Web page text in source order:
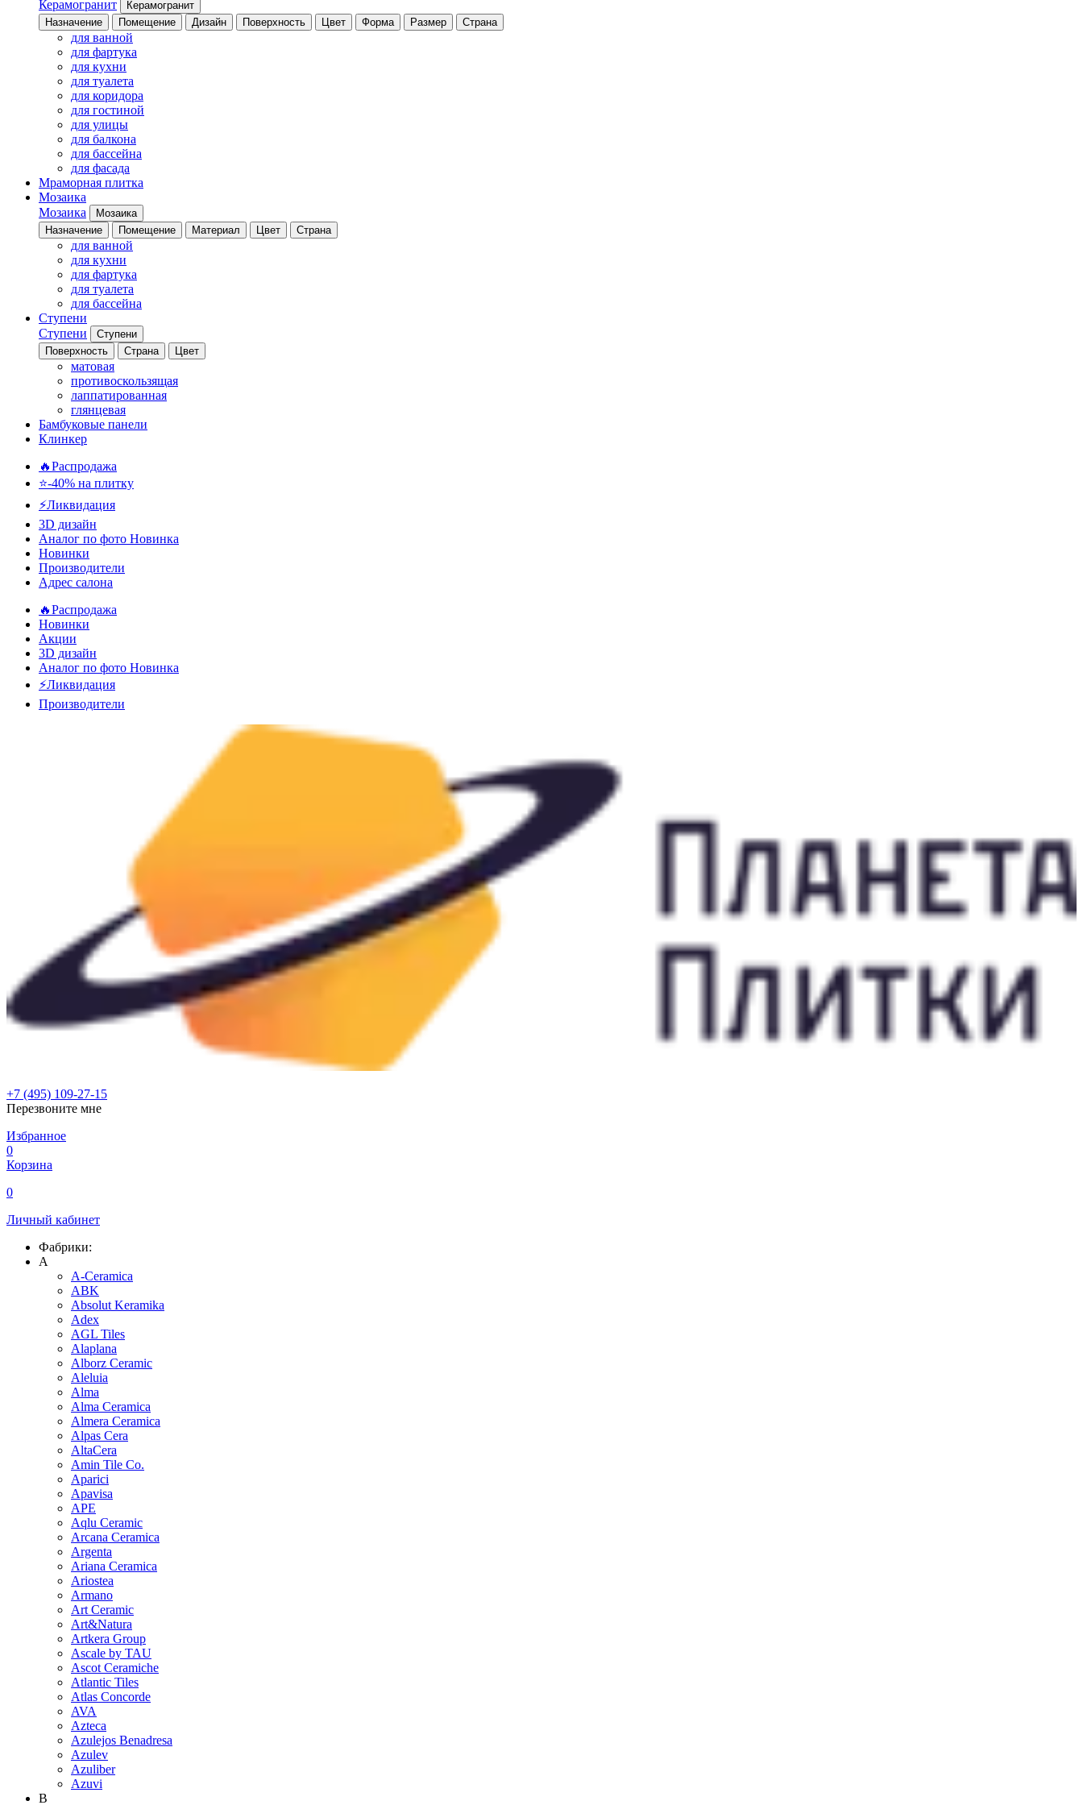
Керамогранит
Керамогранит
Назначение
Помещение Дизайн Поверхность Цвет Форма Размер Страна
для ванной
для фартука
для кухни
для туалета
для коридора
для гостиной
для улицы
для балкона
для бассейна
для фасада
Мраморная плитка
Мозаика
Мозаика
Мозаика
Назначение
Помещение Материал Цвет Страна
для ванной
для кухни
для фартука
для туалета
для бассейна
Ступени
Ступени
Ступени
Поверхность
Страна Цвет
матовая
противоскользящая
лаппатированная
глянцевая
Бамбуковые панели
Клинкер
🔥Распродажа
⭐-40% на плитку
⚡️Ликвидация
3D дизайн
Аналог по фото Новинка
Новинки
Производители
Адрес салона
🔥Распродажа
Новинки
Акции
3D дизайн
Аналог по фото Новинка
⚡Ликвидация
Производители
+7 (495) 109-27-15
Перезвоните мне
Избранное
0
Корзина
0
Личный кабинет
Фабрики:
A
A-Ceramica
ABK
Absolut Keramika
Adex
AGL Tiles
Alaplana
Alborz Ceramic
Aleluia
Alma
Alma Ceramica
Almera Ceramica
Alpas Cera
AltaCera
Amin Tile Co.
Aparici
Apavisa
APE
Aqlu Ceramic
Arcana Ceramica
Argenta
Ariana Ceramica
Ariostea
Armano
Art Ceramic
Art&Natura
Artkera Group
Ascale by TAU
Ascot Ceramiche
Atlantic Tiles
Atlas Concorde
AVA
Azteca
Azulejos Benadresa
Azulev
Azuliber
Azuvi
B